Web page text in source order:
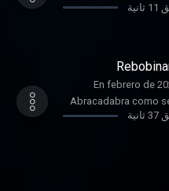
colombiano
En febrero de
Abracadabra como